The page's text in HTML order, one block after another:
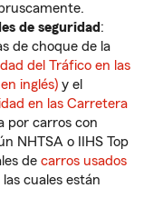
de seguridad :
de choque de la
del Tráfico en las
inglés) y el
en las Carretera
por carros con
NHTSA o IIHS Top
de carros usados
las cuales están